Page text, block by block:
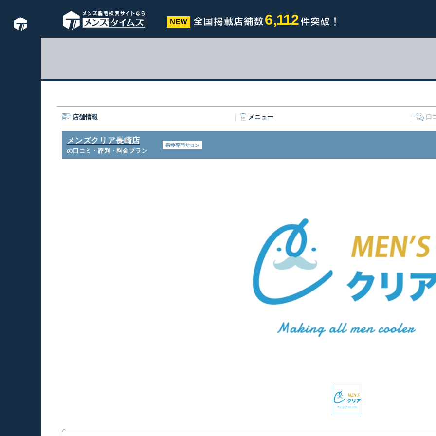
6,112
店舗情報 メニュー 口
メンズクリア長崎店
の口コミ・評判・料金プラン
男性専門サロン